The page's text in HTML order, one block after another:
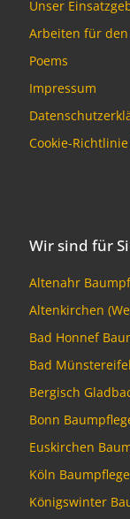
Unser
Arbeiten für
Poems
Impressum
Cookie-Richtlinie
Wir sind für
Altenahr
Altenkirchen
Bad Honnef
Bad
Bergisch
Bonn
Euskirchen
Köln
Königswinter